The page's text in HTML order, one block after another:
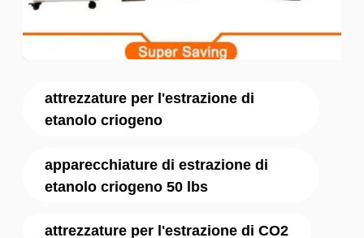
attrezzature per l'estrazione di
etanolo criogeno
apparecchiature di estrazione di
etanolo criogeno 50 lbs
attrezzature per l'estrazione di CO2